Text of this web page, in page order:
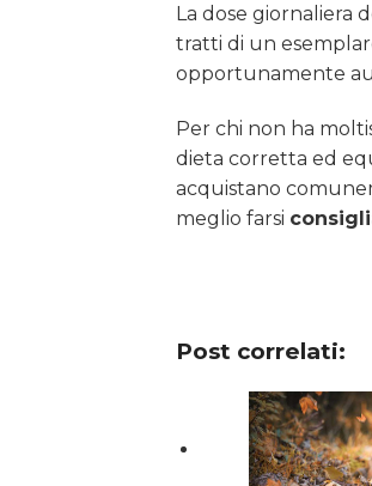
La dose giornaliera
tratti di un
opportunamente
Per chi non ha
dieta corretta ed
acquistano
meglio farsi
Post correlati: